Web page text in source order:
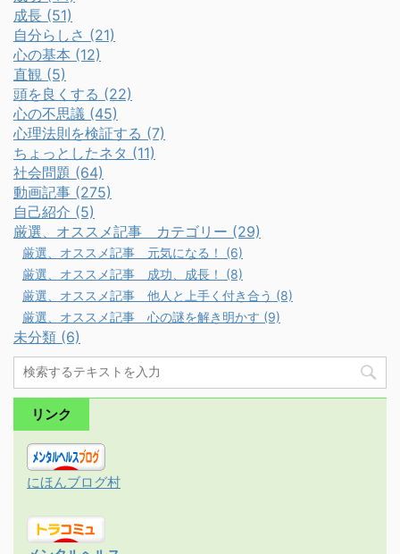
成長 (51)
自分らしさ (21)
心の基本 (12)
直観 (5)
頭を良くする (22)
心の不思議 (45)
心理法則を検証する (7)
ちょっとしたネタ (11)
社会問題 (64)
動画記事 (275)
自己紹介 (5)
厳選、オススメ記事 カテゴリー (29)
厳選、オススメ記事 元気になる！ (6)
厳選、オススメ記事 成功、成長！ (8)
厳選、オススメ記事 他人と上手く付き合う (8)
厳選、オススメ記事 心の謎を解き明かす (9)
未分類 (6)
リンク
にほんブログ村